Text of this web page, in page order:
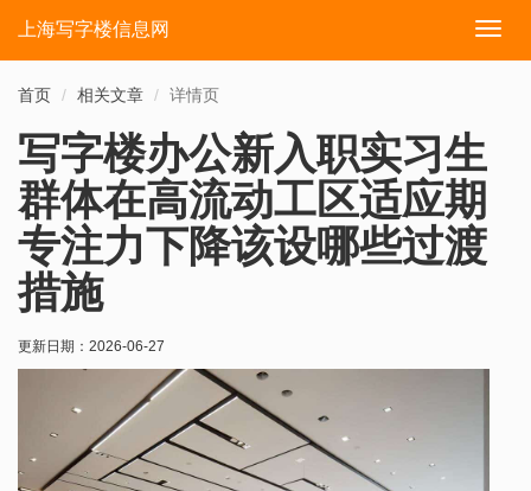
切
上海写字楼信息网
首页 相关文章 详情页
写字楼办公新入职实习生
群体在高流动工区适应期
专注力下降该设哪些过渡
措施
更新日期： 2026-06-27